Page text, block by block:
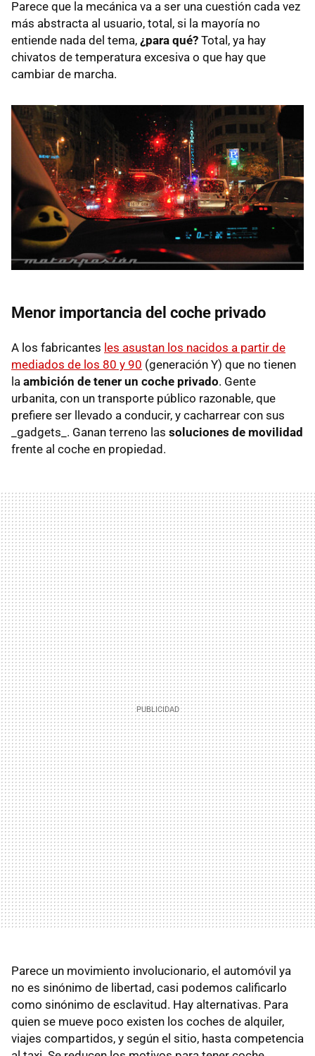
Parece que la mecánica va a ser una cuestión cada vez
más abstracta al usuario, total, si la mayoría no
entiende nada del tema, ¿para qué? Total, ya hay
chivatos de temperatura excesiva o que hay que
cambiar de marcha.
Menor importancia del coche privado
A los fabricantes les asustan los nacidos a partir de
mediados de los 80 y 90 (generación Y) que no tienen
la ambición de tener un coche privado. Gente
urbanita, con un transporte público razonable, que
prefiere ser llevado a conducir, y cacharrear con sus
_gadgets_. Ganan terreno las soluciones de movilidad
frente al coche en propiedad.
Parece un movimiento involucionario, el automóvil ya
no es sinónimo de libertad, casi podemos calificarlo
como sinónimo de esclavitud. Hay alternativas. Para
quien se mueve poco existen los coches de alquiler,
viajes compartidos, y según el sitio, hasta competencia